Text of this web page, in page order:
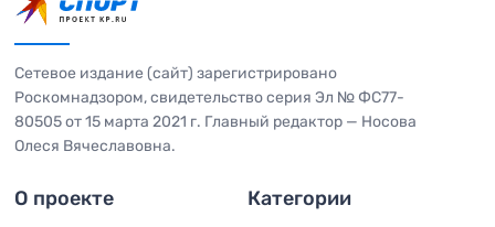
Сетевое издание (сайт) зарегистрировано
Роскомнадзором, свидетельство серия Эл № ФС77-
80505 от 15 марта 2021 г. Главный редактор — Носова
Олеся Вячеславовна.
О проекте Категории